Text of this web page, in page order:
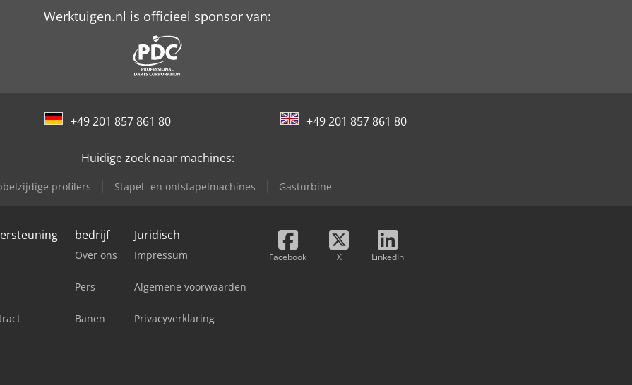
Werktuigen.nl is officieel sponsor van:
+49 201 857 861 80 +49 201 857 861 80
Huidige zoek naar machines:
profilers Stapel- en ontstapelmachines Gasturbine
bedrijf
Over ons
Pers
Banen
Juridisch
Impressum
Algemene voorwaarden
Privacyverklaring
Facebook X LinkedIn